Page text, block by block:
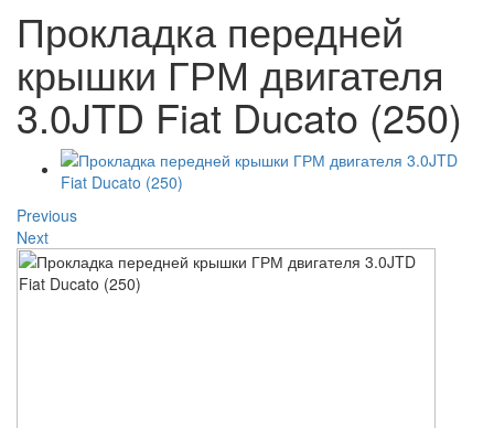
Прокладка передней
крышки ГРМ двигателя
3.0JTD Fiat Ducato (250)
Previous
Next